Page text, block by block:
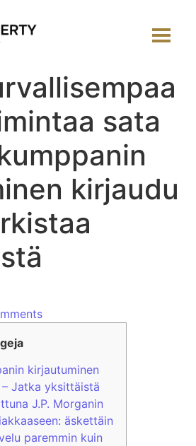
sata
kirjaudu
kirjautuminen
Jatka yksittäistä
J.P. Morganin
äskettäin
paremmin kuin